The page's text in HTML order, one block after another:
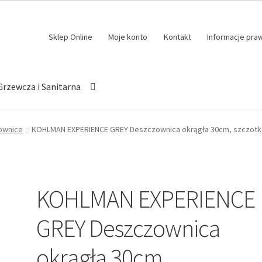
Sklep Online Moje konto Kontakt Informacje
i Sanitarna
KOHLMAN EXPERIENCE GREY Deszczownica okrągła 30cm,
KOHLMAN EXPERIENCE
GREY Deszczownica